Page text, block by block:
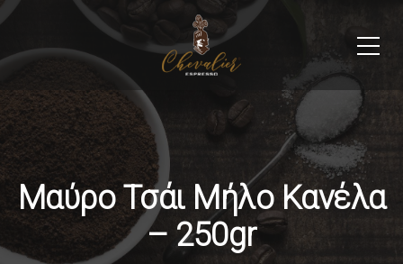
Μαύρο Τσάι Μήλο Κανέλα
– 250gr